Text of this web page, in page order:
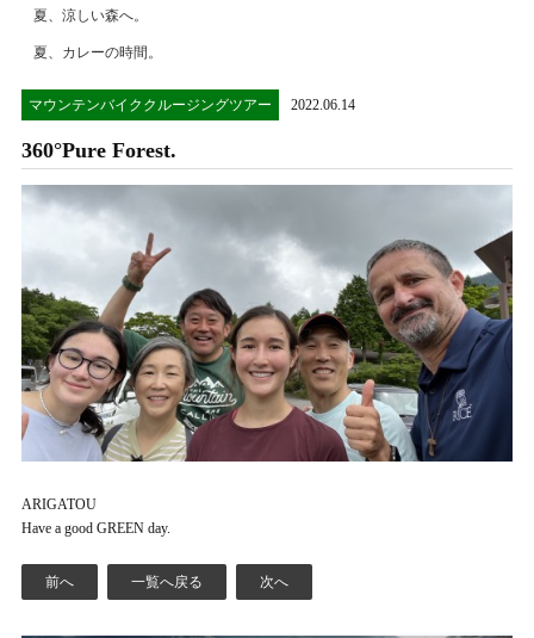
夏、涼しい森へ。
夏、カレーの時間。
マウンテンバイククルージングツアー 2022.06.14
360°Pure Forest.
ARIGATOU
Have a good GREEN day.
前へ 一覧へ戻る 次へ